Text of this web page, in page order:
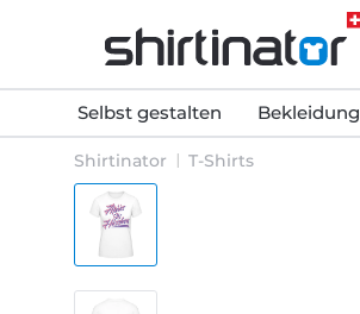
Selbst gestalten Bekleidung
Shirtinator T-Shirts